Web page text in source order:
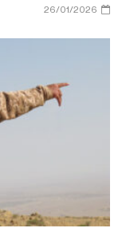
مأرب
26/01/2026